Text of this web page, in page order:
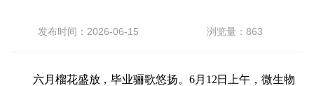
发布时间：2026-06-15 浏览量：863
六月榴花盛放，毕业骊歌悠扬。 6月 12日上午，微生物